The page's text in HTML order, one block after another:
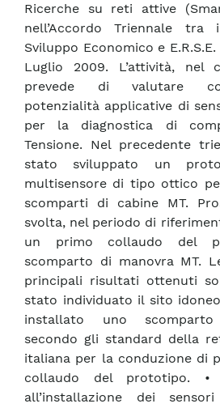
Ricerche su reti attive
nell’Accordo Triennale
Sviluppo Economico e
Luglio 2009. L’attività, nel
prevede di valutare
potenzialità applicative di
per la diagnostica di
Tensione. Nel precedente
stato sviluppato un
multisensore di tipo ottico
scomparti di cabine MT.
svolta, nel periodo di
un primo collaudo del
scomparto di manovra MT.
principali risultati ottenuti
stato individuato il sito
installato uno
secondo gli standard della
italiana per la conduzione di
collaudo del prototipo.
all’installazione dei